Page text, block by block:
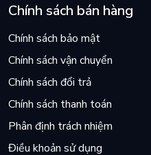
Chính sách bán hàng
Chính sách bảo mật
Chính sách vận chuyển
Chính sách đổi trả
Chính sách thanh toán
Phân định trách nhiệm
Điều khoản sử dụng